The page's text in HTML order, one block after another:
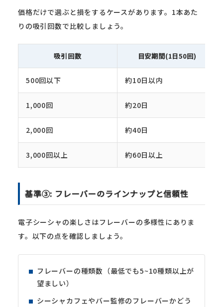
価格だけで選ぶと損をするケースがあります。1本あた
りの吸引回数で比較しましょう。
吸引回数 目安期間(1日50回)
500回以下 約10日以内
1,000回 約20日
2,000回 約40日
3,000回以上 約60日以上
基準③: フレーバーのラインナップと信頼性
電子シーシャの楽しさはフレーバーの多様性にありま
す。以下の点を確認しましょう。
フレーバーの種類数（最低でも5~10種類以上が
望ましい）
シーシャカフェやバー監修のフレーバーかどう